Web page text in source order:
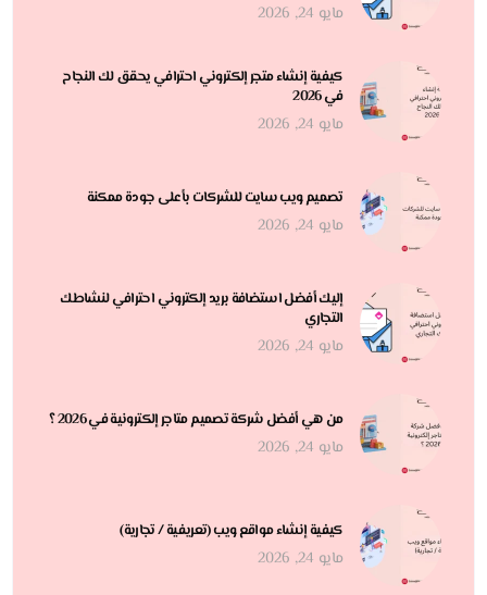
مايو 24, 2026
كيفية إنشاء متجر إلكتروني احترافي يحقق لك النجاح
في 2026
مايو 24, 2026
تصميم ويب سايت للشركات بأعلى جودة ممكنة
مايو 24, 2026
إليك أفضل استضافة بريد إلكتروني احترافي لنشاطك
التجاري
مايو 24, 2026
من هي أفضل شركة تصميم متاجر إلكترونية في 2026 ؟
مايو 24, 2026
كيفية إنشاء مواقع ويب (تعريفية / تجارية)
مايو 24, 2026